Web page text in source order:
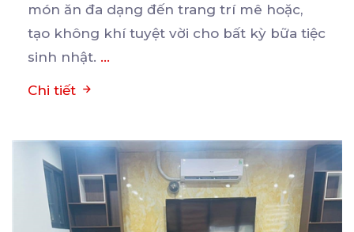
món ăn đa dạng đến trang trí mê hoặc,
tạo không khí tuyệt vời cho bất kỳ bữa tiệc
sinh nhật. ...
Chi tiết